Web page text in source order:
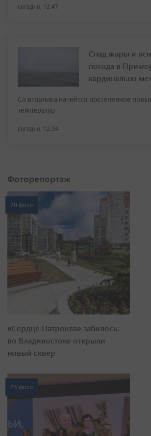
сегодня, 12:47
Спад жары и
погода в
кардинально
Со вторника начнётся постепенное
температур
сегодня, 12:34
Фоторепортаж
20 фото
«Сердце Патрокла» забилось:
во Владивостоке открыли
новый сквер
23 фото